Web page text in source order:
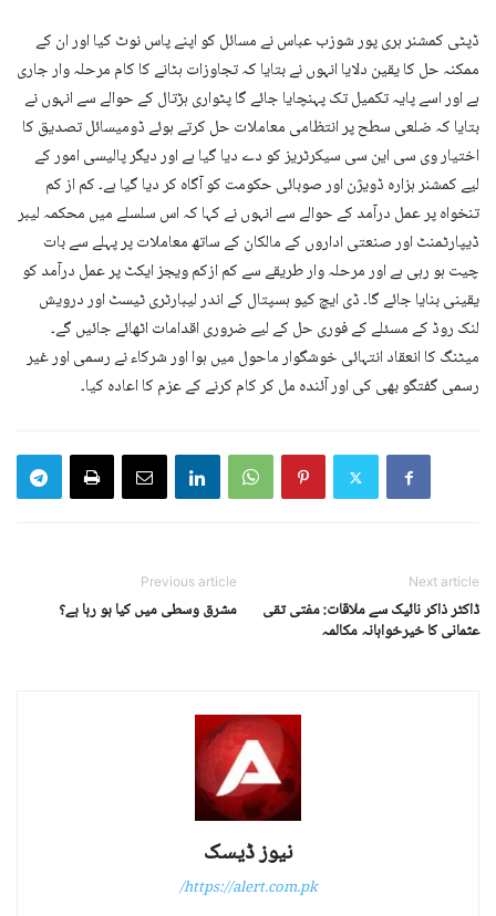
ڈپٹی کمشنر ہری پور شوزب عباس نے مسائل کو اپنے پاس نوٹ کیا اور ان کے
ممکنہ حل کا یقین دلایا انہوں نے بتایا کہ تجاوزات ہٹانے کا کام مرحلہ وار جاری
ہے اور اسے پایہ تکمیل تک پہنچایا جائے گا پٹواری ہڑتال کے حوالے سے انہوں نے
بتایا کہ ضلعی سطح پر انتظامی معاملات حل کرتے ہوئے ڈومیسائل تصدیق کا
اختیار وی سی این سی سیکرٹریز کو دے دیا گیا ہے اور دیگر پالیسی امور کے
لیے کمشنر ہزارہ ڈویژن اور صوبائی حکومت کو آگاہ کر دیا گیا ہے۔ کم از کم
تنخواہ پر عمل درآمد کے حوالے سے انہوں نے کہا کہ اس سلسلے میں محکمہ لیبر
ڈیپارٹمنٹ اور صنعتی اداروں کے مالکان کے ساتھ معاملات پر پہلے سے بات
چیت ہو رہی ہے اور مرحلہ وار طریقے سے کم ازکم ویجز ایکٹ پر عمل درآمد کو
یقینی بنایا جائے گا۔ ڈی ایچ کیو ہسپتال کے اندر لیبارٹری ٹیسٹ اور درویش
لنک روڈ کے مسئلے کے فوری حل کے لیے ضروری اقدامات اٹھائے جائیں گے۔
میٹنگ کا انعقاد انتہائی خوشگوار ماحول میں ہوا اور شرکاء نے رسمی اور غیر
رسمی گفتگو بھی کی اور آئندہ مل کر کام کرنے کے عزم کا اعادہ کیا۔
Previous article
مشرق وسطی میں کیا ہو رہا ہے؟
Next article
ڈاکٹر ذاکر نائیک سے ملاقات: مفتی تقی
عثمانی کا خیرخواہانہ مکالمہ
نیوز ڈیسک
https://alert.com.pk/